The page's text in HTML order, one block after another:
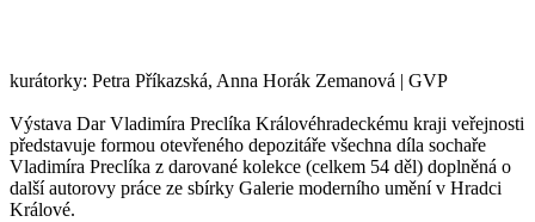
kurátorky: Petra Příkazská, Anna Horák Zemanová | GVP
Výstava Dar Vladimíra Preclíka Královéhradeckému kraji veřejnosti
představuje formou otevřeného depozitáře všechna díla sochaře
Vladimíra Preclíka z darované kolekce (celkem 54 děl) doplněná o
další autorovy práce ze sbírky Galerie moderního umění v Hradci
Králové.